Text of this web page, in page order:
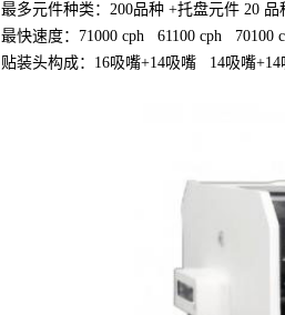
最多元件种类：200品种 +托盘元件 20
最快速度：71000 cph 61100 cph 70100
贴装头构成：16吸嘴+14吸嘴 14吸嘴